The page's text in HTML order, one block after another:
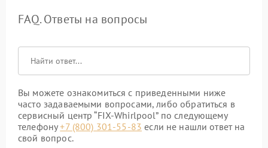
FAQ. Ответы на вопросы
Вы можете ознакомиться с приведенными ниже
часто задаваемыми вопросами, либо обратиться в
сервисный центр “FIX-Whirlpool” по следующему
телефону+7 (800) 301-55-83 если не нашли ответ на
свой вопрос.